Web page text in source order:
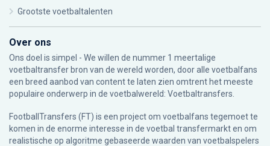
Grootste voetbaltalenten
Over ons
Ons doel is simpel - We willen de nummer 1 meertalige
voetbaltransfer bron van de wereld worden, door alle voetbalfans
een breed aanbod van content te laten zien omtrent het meeste
populaire onderwerp in de voetbalwereld: Voetbaltransfers.
FootballTransfers (FT) is een project om voetbalfans tegemoet te
komen in de enorme interesse in de voetbal transfermarkt en om
realistische op algoritme gebaseerde waarden van voetbalspelers